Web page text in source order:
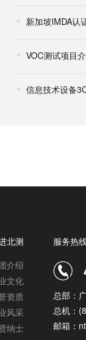
新加坡IMDA认
VOC测试项目
信息技术设备
北测
介绍
文化
资质
风采
纳士
服务热
总部：
总机：
邮箱：